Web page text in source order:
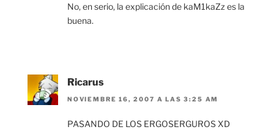
No, en serio, la explicación de kaM1kaZz es la
buena.
Ricarus
NOVIEMBRE 16, 2007 A LAS 3:25 AM
PASANDO DE LOS ERGOSERGUROS XD